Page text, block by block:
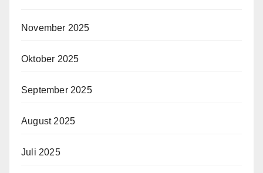
November 2025
Oktober 2025
September 2025
August 2025
Juli 2025